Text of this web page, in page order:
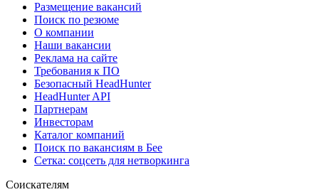
Размещение вакансий
Поиск по резюме
О компании
Наши вакансии
Реклама на сайте
Требования к ПО
Безопасный HeadHunter
HeadHunter API
Партнерам
Инвесторам
Каталог компаний
Поиск по вакансиям в Бее
Сетка: соцсеть для нетворкинга
Соискателям